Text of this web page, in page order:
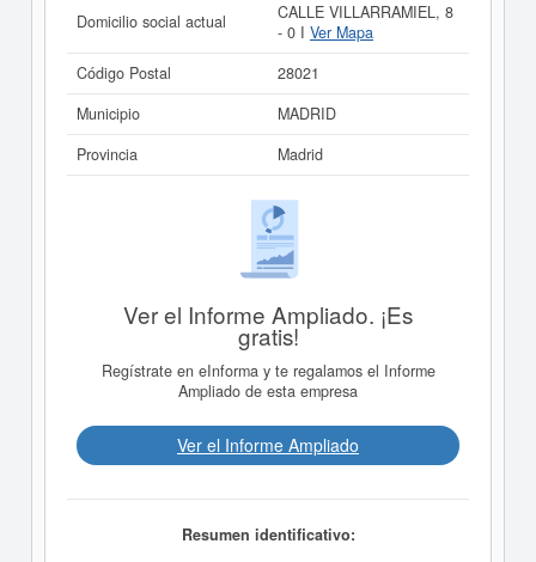
Domicilio social actual
CALLE VILLARRAMIEL, 8
- 0 I Ver Mapa
Código Postal
28021
Municipio
MADRID
Provincia
Madrid
Ver el Informe Ampliado. ¡Es
gratis!
Regístrate en eInforma y te regalamos el Informe
Ampliado de esta empresa
Ver el Informe Ampliado
Resumen identificativo: